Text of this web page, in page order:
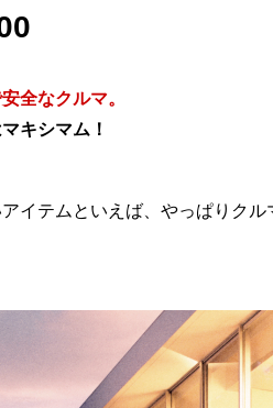
全なクルマ。
キシマム！
イテムといえば、やっぱりクル